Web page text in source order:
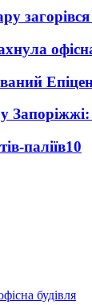
паліїв10